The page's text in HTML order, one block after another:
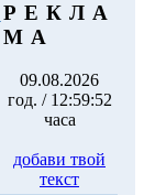
Р Е К Л А
М А
09.08.2026
год. / 12:59:52
часа
добави твой
текст